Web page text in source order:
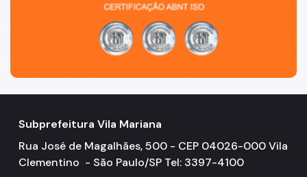
Subprefeitura Vila Mariana
Rua José de Magalhães, 500 - CEP 04026-000 Vila
Clementino - São Paulo/SP Tel: 3397-4100